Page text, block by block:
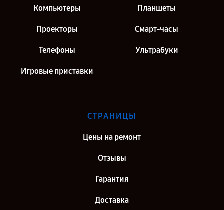
Компьютеры Планшеты
Проекторы Смарт-часы
Телефоны Ультрабуки
Игровые приставки
СТРАНИЦЫ
Цены на ремонт
Отзывы
Гарантия
Доставка